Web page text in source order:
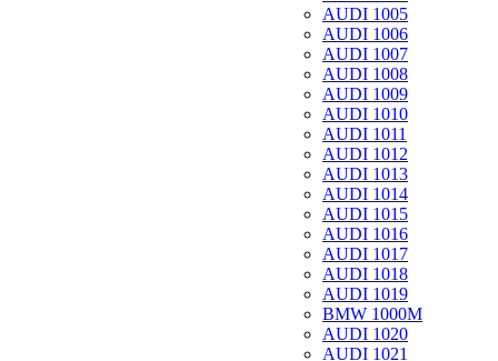
AUDI 1005
AUDI 1006
AUDI 1007
AUDI 1008
AUDI 1009
AUDI 1010
AUDI 1011
AUDI 1012
AUDI 1013
AUDI 1014
AUDI 1015
AUDI 1016
AUDI 1017
AUDI 1018
AUDI 1019
BMW 1000M
AUDI 1020
AUDI 1021